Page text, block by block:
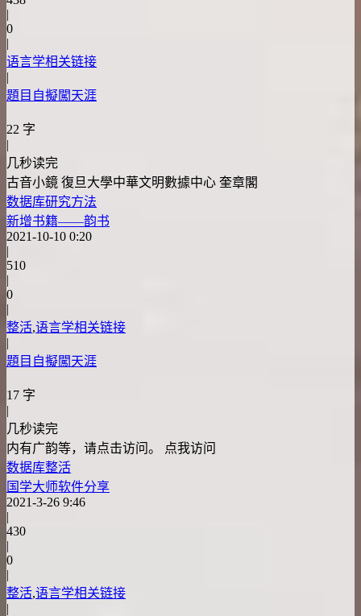
|
0
|
语言学相关链接
|
題目自擬闖天涯
22 字
|
几秒读完
古音小鏡 復旦大學中華文明數據中心 奎章閣
数据库研究方法
新增书籍——韵书
2021-10-10 0:20
|
510
|
0
|
整活,语言学相关链接
|
題目自擬闖天涯
17 字
|
几秒读完
内有广韵等，请点击访问。 点我访问
数据库整活
国学大师软件分享
2021-3-26 9:46
|
430
|
0
|
整活,语言学相关链接
|